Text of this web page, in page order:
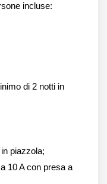
incluse:
di 2 notti in
piazzola;
10 A con presa a